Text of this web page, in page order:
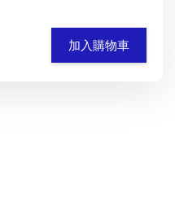
加入購物車